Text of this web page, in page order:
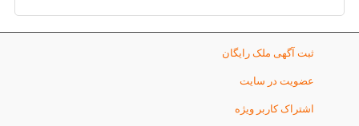
ثبت آگهی ملک رایگان
عضویت در سایت
اشتراک کاربر ویژه